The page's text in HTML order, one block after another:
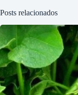
Posts relacionados